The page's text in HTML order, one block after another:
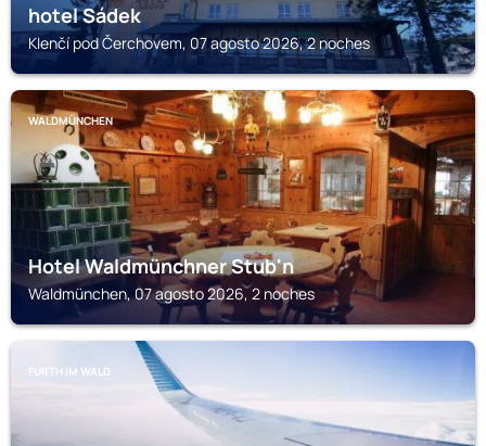
hotel Sádek
Klenčí pod Čerchovem, 07 agosto 2026, 2 noches
WALDMÜNCHEN
Hotel Waldmünchner Stub'n
Waldmünchen, 07 agosto 2026, 2 noches
FURTH IM WALD